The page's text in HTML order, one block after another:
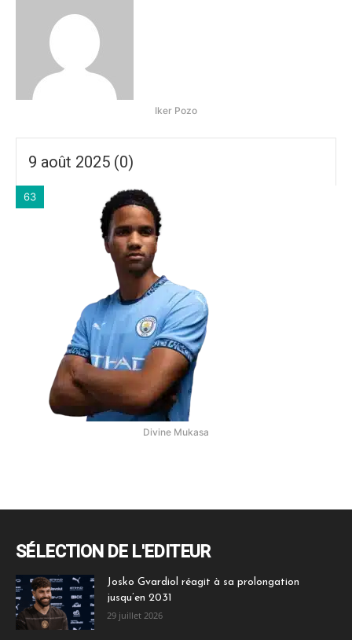
Iker Pozo
9 août 2025 (0)
63
Divine Mukasa
SÉLECTION DE L'EDITEUR
Josko Gvardiol réagit à sa prolongation
jusqu’en 2031
29 juillet 2026